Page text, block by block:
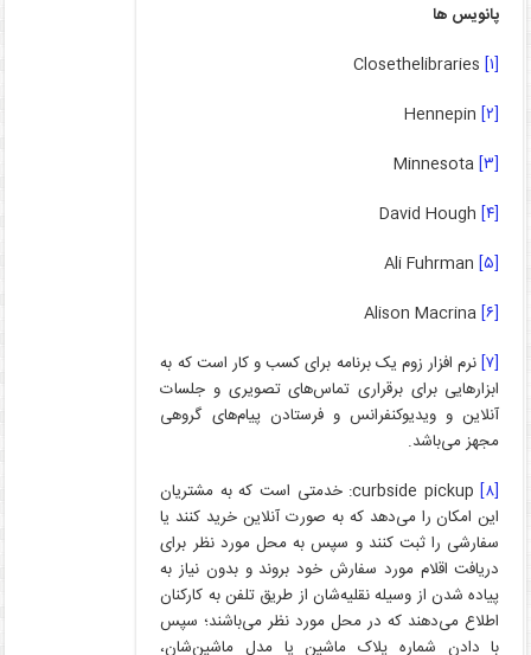
پانویس ها
[۱]
[۲]
[۳]
[۴]
[۵]
[۶]
[۷]
نرم افزار زوم یک برنامه برای کسب و کار است که به
ابزارهایی برای برقراری تماس‌های تصویری و جلسات
آنلاین و ویدیوکنفرانس و فرستادن پیام‌های گروهی
مجهز می‌باشد.
[۸]
curbside pickup: خدمتی است که به مشتریان
این امکان را می‌دهد که به صورت آنلاین خرید کنند یا
سفارشی را ثبت کنند و سپس به محل مورد نظر برای
دریافت اقلام مورد سفارش خود بروند و بدون نیاز به
پیاده شدن از وسیله نقلیه‌شان از طریق تلفن به کارکنان
اطلاع می‌دهند که در محل مورد نظر می‌باشند؛ سپس
با دادن شماره پلاک ماشین یا مدل ماشین‌شان،